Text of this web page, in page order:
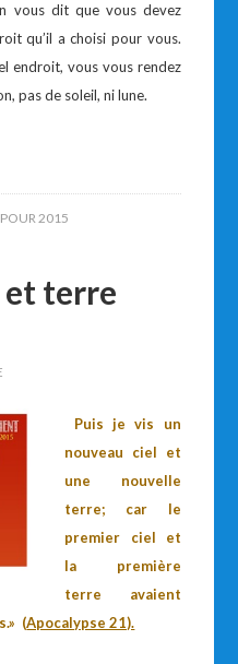
vous dit que vous devez
qu’il a choisi pour vous.
endroit, vous vous rendez
pas de soleil, ni lune.
POUR 2015
et terre
Puis je vis un
nouveau ciel et
une nouvelle
terre; car le
premier ciel et
la première
terre avaient
(Apocalypse 21).